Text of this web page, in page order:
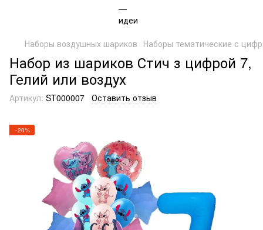
Наборы воздушных шариков Наборы тематические с
Набор из шариков Стич з цифрой 7,
Гелий или воздух
Артикул: ST000007 Оставить отзыв
−20%